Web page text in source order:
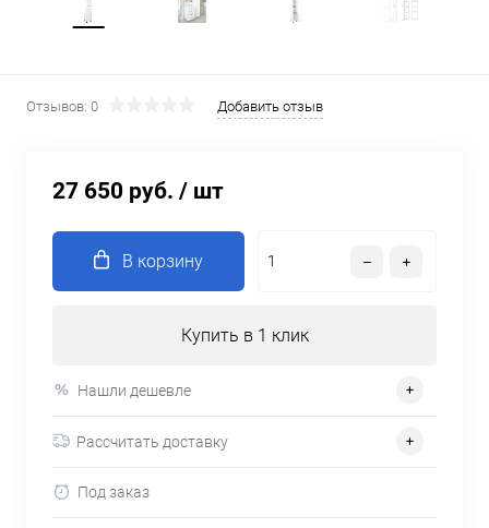
Отзывов: 0 Добавить отзыв
27 650 руб. / шт
В корзину
Купить в 1 клик
Нашли дешевле
Рассчитать доставку
Под заказ